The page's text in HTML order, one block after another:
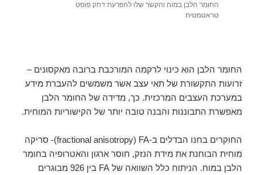
החומר הלבן במוח והקשר שלו להפרעת דחק פוסט
טראטמטית
החומר הלבן הוא כינוי לרקמה המורכבת ברובה מאקסונים –
זרועות התקשורת של תאי עצב אשר משמשים להעברת מידע
במערכת העצבים המרכזית. כך, מדידה של החומר הלבן
מאפשרת התבוננות והבנה טובה יותר של הקישוריות המוחית.
החוקרים בחנו הבדלים ב-
fractional anisotropy) FA)- סריקה
מוחית הבוחנת את מידת הנזק, חוסר ארגון והאטרופיה בחומר
הלבן במוח. הניתוח כלל השוואה של FA בין 926 מבוגרים